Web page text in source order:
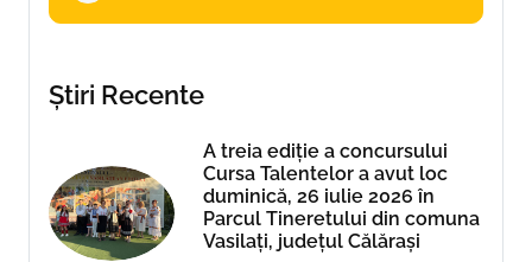
Știri Recente
A treia ediție a concursului
Cursa Talentelor a avut loc
duminică, 26 iulie 2026 în
Parcul Tineretului din comuna
Vasilați, județul Călărași